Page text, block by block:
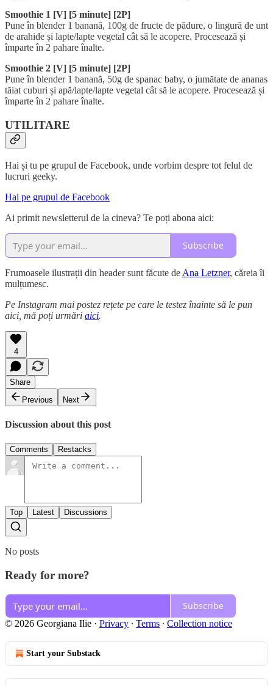
Smoothie 1 [V] [5 minute] [2P]
Pune în blender 1 banană, 100g de fructe de pădure, o lingură de unt
de arahide și lapte/lapte vegetal cât să le acopere. Procesează și
împarte în 2 pahare înalte.
Smoothie 2 [V] [5 minute] [2P]
Pune în blender 1 banană, 50g de spanac baby, o jumătate de ananas
tăiat cuburi și apă/lapte/lapte vegetal cât să le acopere. Procesează și
împarte în 2 pahare înalte.
UTILITARE
Hai și tu pe grupul de Facebook, unde vorbim despre tot felul de
lucruri geeky.
Hai pe grupul de Facebook
Ai primit newsletterul de la cineva? Te poți abona aici:
Subscribe
Frumoasele ilustrații din header sunt făcute de Ana Letzner, căreia îi
mulțumesc.
Pe Instagram mai postez rețete pe care le testez înainte să le pun
aici, mă poți urmări aici.
4
Share
Previous
Next
Discussion about this post
Comments Restacks
Top Latest Discussions
No posts
Ready for more?
Subscribe
© 2026 Georgiana Ilie · Privacy ∙ Terms ∙ Collection notice
Start your Substack